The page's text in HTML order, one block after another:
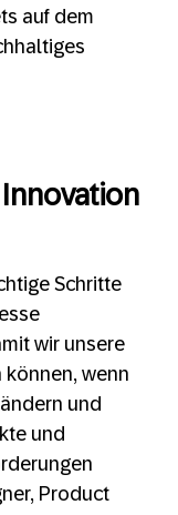
auf dem
Schritte
wir unsere
wenn
und
und
Product